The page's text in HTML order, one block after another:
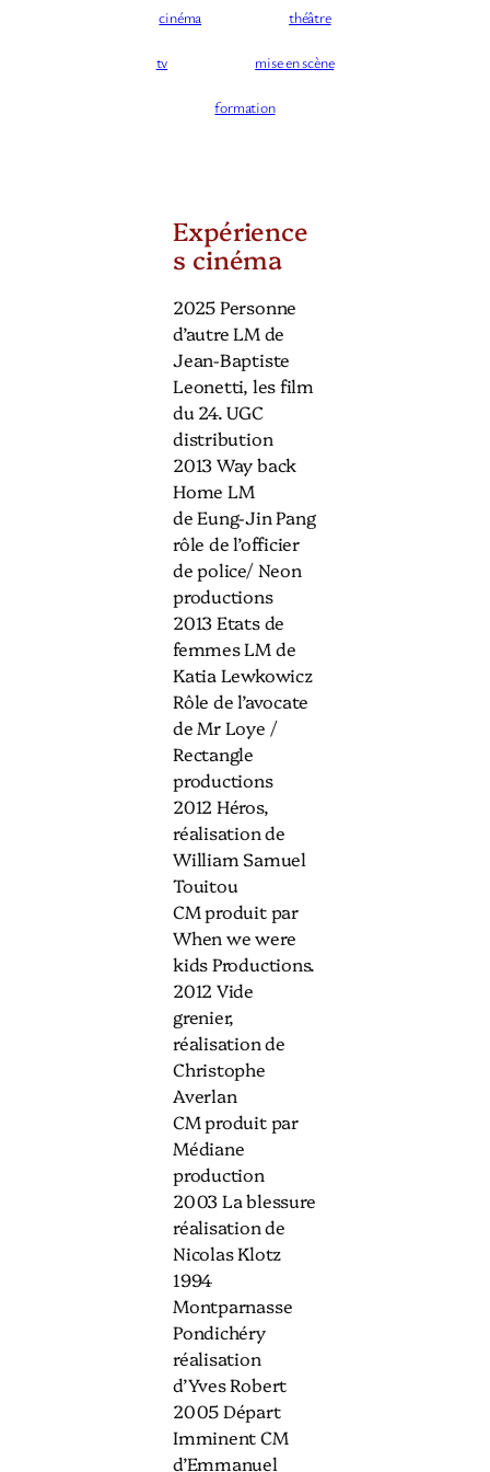
cinéma théâtre
tv mise en scène
formation
Expérience
s cinéma
2025 Personne
d’autre LM de
Jean-Baptiste
Leonetti, les film
du 24. UGC
distribution
2013 Way back
Home LM
de Eung-Jin Pang
rôle de l’officier
de police/ Neon
productions
2013 Etats de
femmes LM de
Katia Lewkowicz
Rôle de l’avocate
de Mr Loye /
Rectangle
productions
2012 Héros,
réalisation de
William Samuel
Touitou
CM produit par
When we were
kids Productions.
2012 Vide
grenier,
réalisation de
Christophe
Averlan
CM produit par
Médiane
production
2003 La blessure
réalisation de
Nicolas Klotz
1994
Montparnasse
Pondichéry
réalisation
d’Yves Robert
2005 Départ
Imminent CM
d’Emmanuel